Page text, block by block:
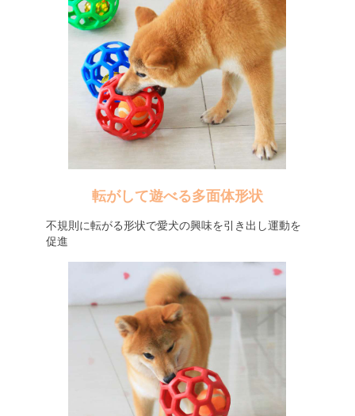
転がして遊べる多面体形状
不規則に転がる形状で愛犬の興味を引き出し運動を
促進